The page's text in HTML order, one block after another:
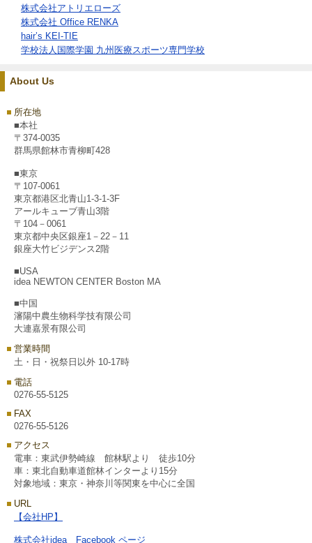
株式会社アトリエローズ
株式会社 Office RENKA
hair’s KEI-TIE
学校法人国際学園 九州医療スポーツ専門学校
About Us
所在地
■本社
〒374-0035
群馬県館林市青柳町428
■東京
〒107-0061
東京都港区北青山1-3-1-3F
アールキューブ青山3階
〒104－0061
東京都中央区銀座1－22－11
銀座大竹ビジデンス2階
■USA
idea NEWTON CENTER Boston MA
■中国
瀋陽中農生物科学技有限公司
大連嘉景有限公司
営業時間
土・日・祝祭日以外 10-17時
電話
0276-55-5125
FAX
0276-55-5126
アクセス
電車：東武伊勢崎線 館林駅より 徒歩10分
車：東北自動車道館林インターより15分
対象地域：東京・神奈川等関東を中心に全国
URL
【会社HP】
株式会社idea Facebook ページ